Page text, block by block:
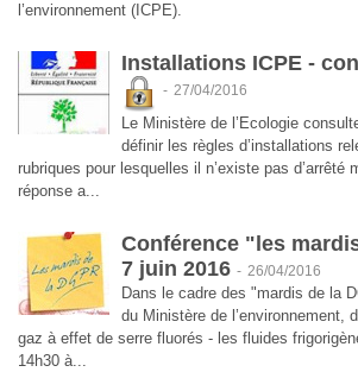
l’environnement (ICPE).
Installations ICPE -
- 27/04/2016
Le Ministère de l’Ecologie
définir les règles d’installations
rubriques pour lesquelles il n’existe pas
réponse a...
Conférence "les
7 juin 2016 - 26/04/2016
Dans le cadre des "mardis de la
du Ministère de l’environnement,
gaz à effet de serre fluorés - les fluides
14h30 à...